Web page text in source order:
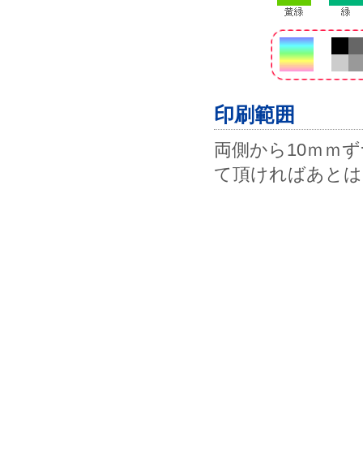
印刷範囲
両側から10ｍｍ
て頂ければあと